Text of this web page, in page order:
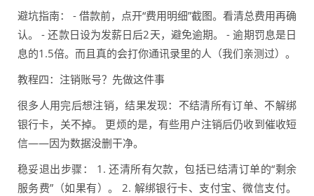
避坑指南： - 借款前，点开“费用明细”截图。看清总费用再确
认。 - 还款日设为发薪日后2天，避免逾期。 - 逾期罚息是日
息的1.5倍。而且真的会打你通讯录里的人（我们亲测过）。
教程四：注销账号？先做这件事
很多人用完后想注销，结果发现：不结清所有订单、不解绑
银行卡，关不掉。 更烦的是，有些用户注销后仍收到催收短
信——因为数据没删干净。
稳妥退出步骤： 1. 还清所有欠款，包括已结清订单的“剩余
服务费”（如果有）。 2. 解绑银行卡、支付宝、微信支付。